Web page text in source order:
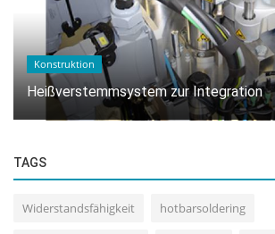
Standard Systeme
Leistungsstarkes
Hochtemperatur-Kunststoffe
TAGS
Widerstandsfähigkeit hotbarsoldering